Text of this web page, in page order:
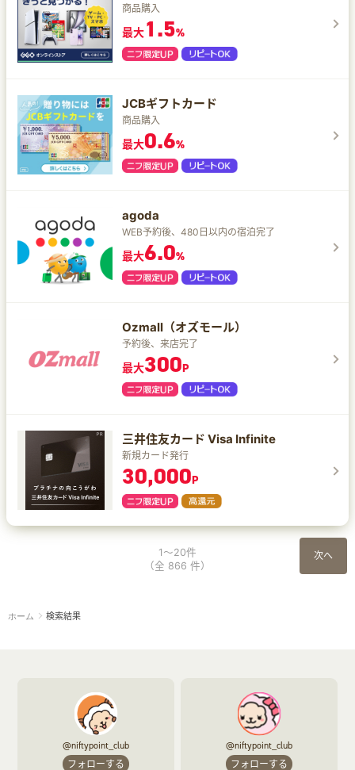
商品購入
最大1.5%
JCBギフトカード
商品購入
最大0.6%
agoda
WEB予約後、480日以内の宿泊完了
最大6.0%
Ozmall（オズモール）
予約後、来店完了
最大300P
三井住友カード Visa Infinite
新規カード発行
30,000P
次へ
1～20件
（全 866 件）
ホーム 検索結果
@niftypoint_club
フォローする
@niftypoint_club
フォローする